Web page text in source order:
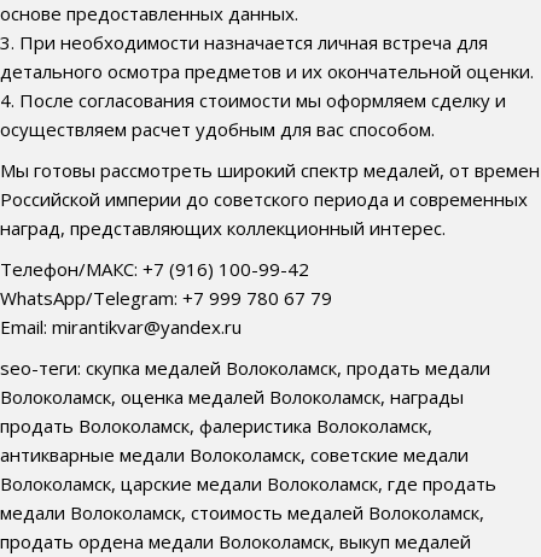
основе предоставленных данных.
3. При необходимости назначается личная встреча для
детального осмотра предметов и их окончательной оценки.
4. После согласования стоимости мы оформляем сделку и
осуществляем расчет удобным для вас способом.
Мы готовы рассмотреть широкий спектр медалей, от времен
Российской империи до советского периода и современных
наград, представляющих коллекционный интерес.
Телефон/МАКС: +7 (916) 100-99-42
WhatsApp/Telegram: +7 999 780 67 79
Email: mirantikvar@yandex.ru
seo-теги: скупка медалей Волоколамск, продать медали
Волоколамск, оценка медалей Волоколамск, награды
продать Волоколамск, фалеристика Волоколамск,
антикварные медали Волоколамск, советские медали
Волоколамск, царские медали Волоколамск, где продать
медали Волоколамск, стоимость медалей Волоколамск,
продать ордена медали Волоколамск, выкуп медалей